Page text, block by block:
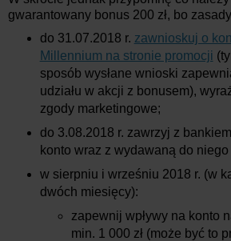
gwarantowany bonus 200 zł, bo
do 31.07.2018 r. zawnioskuj o
Millennium na stronie promocji
sposób wysłane wnioski
udziału w akcji z bonusem),
zgody marketingowe;
do 3.08.2018 r. zawrzyj z
konto wraz z wydawaną do niego
w sierpniu i wrześniu 2018 r. (w
dwóch miesięcy):
zapewnij wpływy na konto
min. 1 000 zł (może być to